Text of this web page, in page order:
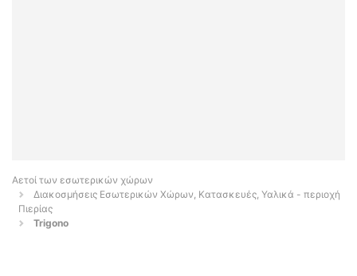
Αετοί των εσωτερικών χώρων
Διακοσμήσεις Εσωτερικών Χώρων, Κατασκευές, Υαλικά - περιοχή
Πιερίας
Trigono